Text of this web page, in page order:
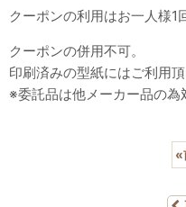
クーポンの利用はお一人様1
クーポンの併用不可。
印刷済みの型紙にはご利用頂
※委託品は他メーカー品の為
«